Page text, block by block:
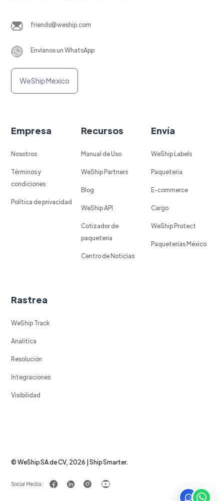
friends@weship.com
Envíanos un WhatsApp
WeShip Mexico
Empresa
Nosotros
Términos y
condiciones
Política de privacidad
Recursos
Manual de Uso
WeShip Partners
Blog
WeShip API
Cotizador de
paqueteria
Centro de Noticias
Envía
WeShip Labels
Paqueteria
E-commerce
Cargo
WeShip Protect
Paqueterías México
Rastrea
WeShip Track
Analitica
Resolución
Integraciones
Visibilidad
© WeShip SA de CV, 2026 | Ship Smarter.
Social Media :